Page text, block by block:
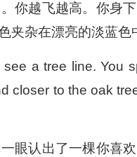
你越飞越高。你身
夹杂在漂亮的淡蓝色
a tree line. You
closer to the oak
眼认出了一棵你喜